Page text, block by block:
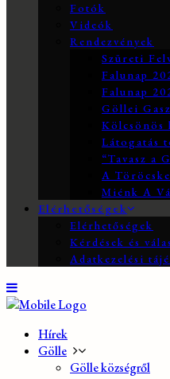
Fotók
Videók
Rendezvények
Szüreti
Falunap
Falunap
Göllei
Kölcsönös
Látogatás
“Tavasz a
A
Miénk A
Elérhetőségek
Elérhetőségek
Kérdések és
Adatkezelési
Hírek
Gölle
Gölle községről